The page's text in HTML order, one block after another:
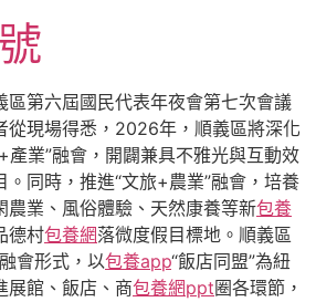
區第六屆國民代表年夜會第七次會議
從現場得悉，2026年，順義區將深化
產業”融會，開闢兼具不雅光與互動效
。同時，推進“文旅+農業”融會，培養
農業、風俗體驗、天然康養等新包養
德村包養網落微度假目標地。順義區
會形式，以包養app“飯店同盟”為紐
展館、飯店、商包養網ppt圈各環節，